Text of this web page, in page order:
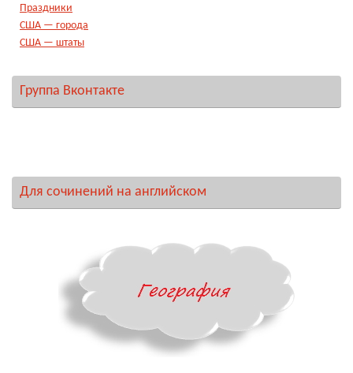
Праздники
США — города
США — штаты
Группа Вконтакте
Для сочинений на английском